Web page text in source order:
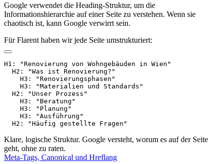
Google verwendet die Heading-Struktur, um die
Informationshierarchie auf einer Seite zu verstehen. Wenn sie
chaotisch ist, kann Google verwirrt sein.
Für Flarent haben wir jede Seite umstrukturiert:
H1: "Renovierung von Wohngebäuden in Wien"
  H2: "Was ist Renovierung?"
    H3: "Renovierungsphasen"
    H3: "Materialien und Standards"
  H2: "Unser Prozess"
    H3: "Beratung"
    H3: "Planung"
    H3: "Ausführung"
Klare, logische Struktur. Google versteht, worum es auf der Seite
geht, ohne zu raten.
Meta-Tags, Canonical und Hreflang